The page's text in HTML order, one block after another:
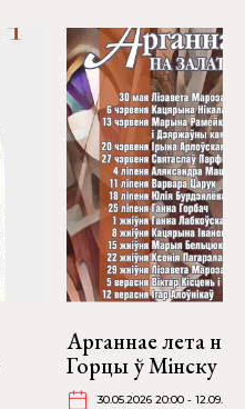
Арганнае лета на
Горцы ў Мінску
30.05.2026 20:00 -